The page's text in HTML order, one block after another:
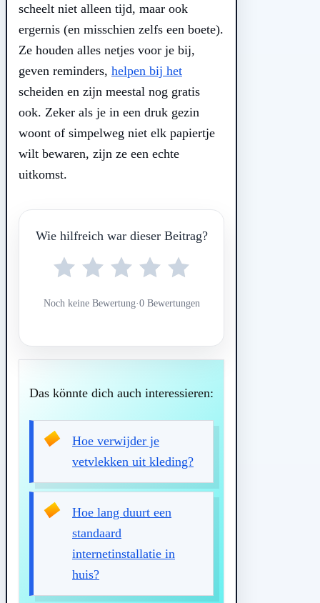
scheelt niet alleen tijd, maar ook
ergernis (en misschien zelfs een boete).
Ze houden alles netjes voor je bij,
geven reminders, helpen bij het
scheiden en zijn meestal nog gratis
ook. Zeker als je in een druk gezin
woont of simpelweg niet elk papiertje
wilt bewaren, zijn ze een echte
uitkomst.
Wie hilfreich war dieser Beitrag?
Noch keine Bewertung·0 Bewertungen
Das könnte dich auch interessieren:
Hoe verwijder je
vetvlekken uit kleding?
Hoe lang duurt een
standaard
internetinstallatie in
huis?